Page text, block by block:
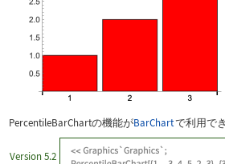
PercentileBarChartの機能がBarChartで利用で
Version 5.2